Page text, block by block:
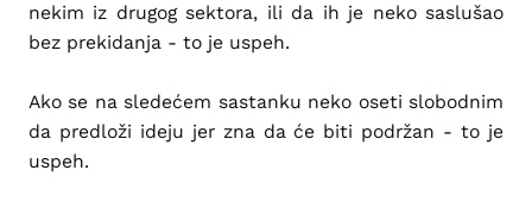
nekim iz drugog sektora, ili da ih je neko saslušao
bez prekidanja - to je uspeh.
Ako se na sledećem sastanku neko oseti slobodnim
da predloži ideju jer zna da će biti podržan - to je
uspeh.